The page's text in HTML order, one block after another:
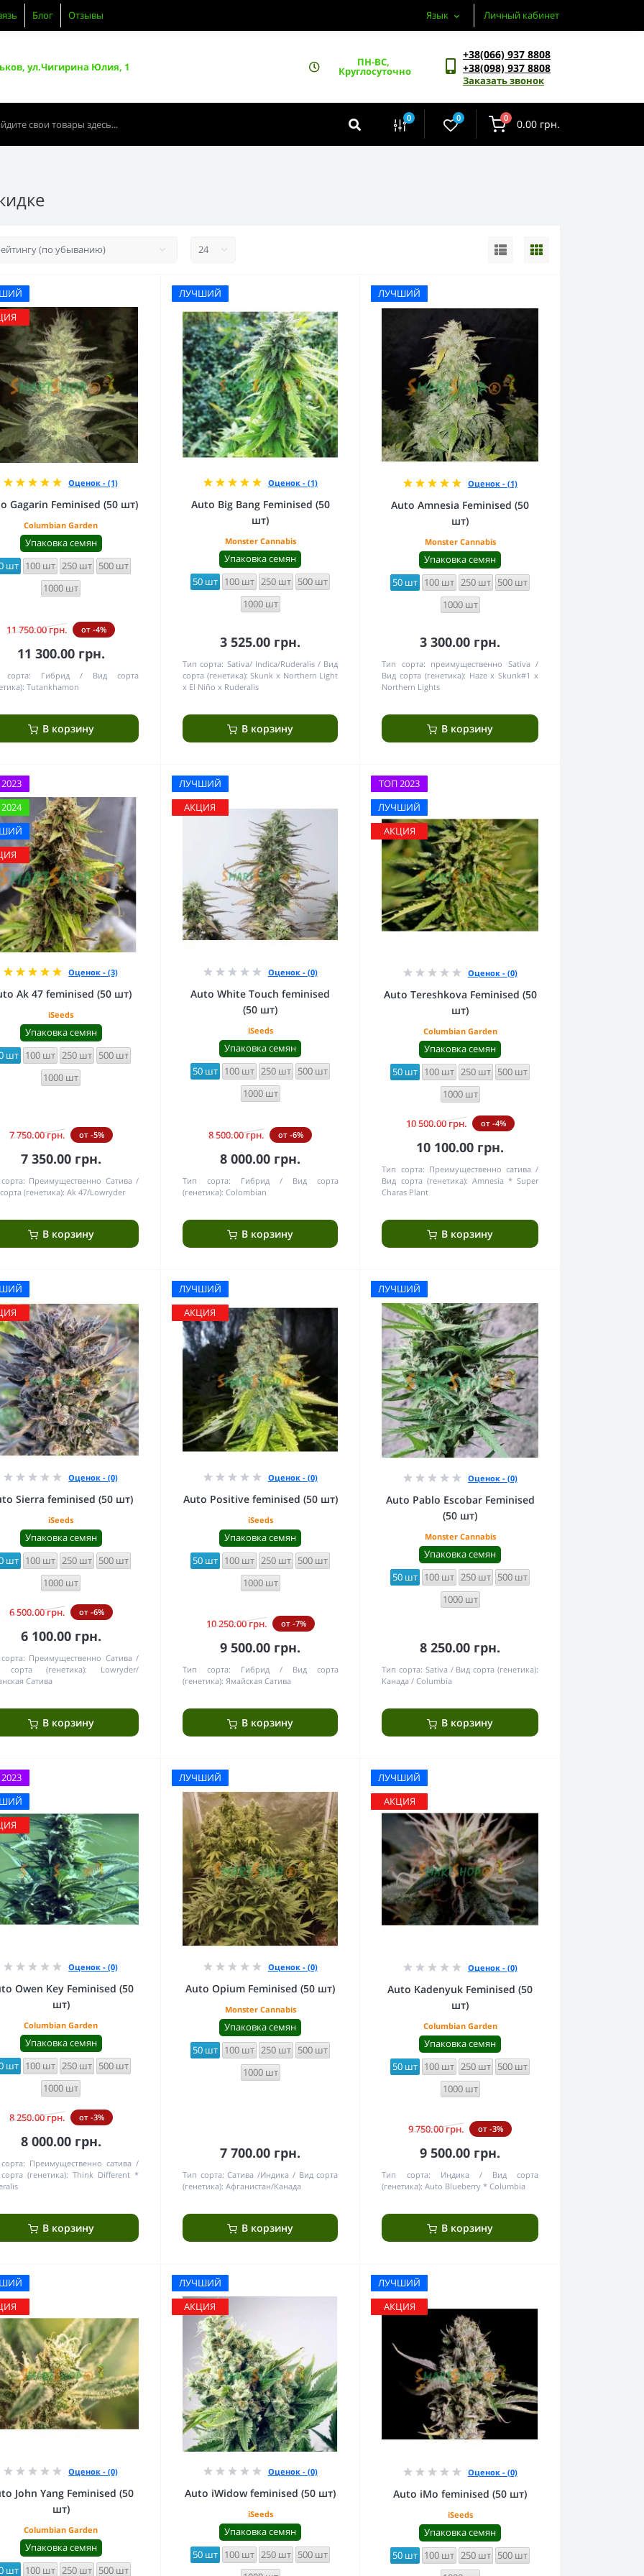
Блог Отзывы Язык Личный кабинет
ул.Чигирина Юлия, 1 ПН-ВС,
Круглосуточно
+38(066) 937 8808
+38(098) 937 8808
Заказать звонок
0 0 0 0.00 грн.
Оценок - (1)
Gagarin Feminised (50 шт)
Columbian Garden
Упаковка семян
шт 100 шт 250 шт 500 шт
1000 шт
11 750.00 грн. от -4%
11 300.00 грн.
Гибрид
Вид сорта
Tutankhamon
В корзину
ЛУЧШИЙ
Оценок - (1)
Auto Big Bang Feminised (50
шт)
Monster Cannabis
Упаковка семян
50 шт 100 шт 250 шт 500 шт
1000 шт
3 525.00 грн.
Тип сорта: Sativa/ Indica/Ruderalis
Вид
сорта (генетика): Skunk x Northern Light
x El Niño x Ruderalis
В корзину
ЛУЧШИЙ
Оценок - (1)
Auto Amnesia Feminised (50
шт)
Monster Cannabis
Упаковка семян
50 шт 100 шт 250 шт 500 шт
1000 шт
3 300.00 грн.
Тип сорта: преимущественно Sativa
Вид сорта (генетика): Haze x Skunk#1 x
Northern Lights
В корзину
Оценок - (3)
Ak 47 feminised (50 шт)
iSeeds
Упаковка семян
шт 100 шт 250 шт 500 шт
1000 шт
7 750.00 грн. от -5%
7 350.00 грн.
Преимущественно Сатива
(генетика): Ak 47/Lowryder
В корзину
ЛУЧШИЙ
АКЦИЯ
Оценок - (0)
Auto White Touch feminised
(50 шт)
iSeeds
Упаковка семян
50 шт 100 шт 250 шт 500 шт
1000 шт
8 500.00 грн. от -6%
8 000.00 грн.
Тип сорта: Гибрид
Вид сорта
(генетика): Colombian
В корзину
ТОП 2023
ЛУЧШИЙ
АКЦИЯ
Оценок - (0)
Auto Tereshkova Feminised (50
шт)
Columbian Garden
Упаковка семян
50 шт 100 шт 250 шт 500 шт
1000 шт
10 500.00 грн. от -4%
10 100.00 грн.
Тип сорта: Преимущественно сатива
Вид сорта (генетика): Amnesia * Super
Charas Plant
В корзину
Оценок - (0)
Sierra feminised (50 шт)
iSeeds
Упаковка семян
шт 100 шт 250 шт 500 шт
1000 шт
6 500.00 грн. от -6%
6 100.00 грн.
Преимущественно Сатива
сорта (генетика):
Lowryder/
Сатива
В корзину
ЛУЧШИЙ
АКЦИЯ
Оценок - (0)
Auto Positive feminised (50 шт)
iSeeds
Упаковка семян
50 шт 100 шт 250 шт 500 шт
1000 шт
10 250.00 грн. от -7%
9 500.00 грн.
Тип сорта: Гибрид
Вид сорта
(генетика): Ямайская Сатива
В корзину
ЛУЧШИЙ
Оценок - (0)
Auto Pablo Escobar Feminised
(50 шт)
Monster Cannabis
Упаковка семян
50 шт 100 шт 250 шт 500 шт
1000 шт
8 250.00 грн.
Тип сорта: Sativa
Вид сорта (генетика):
Канада / Columbia
В корзину
Оценок - (0)
Owen Key Feminised (50
шт)
Columbian Garden
Упаковка семян
шт 100 шт 250 шт 500 шт
1000 шт
8 250.00 грн. от -3%
8 000.00 грн.
Преимущественно сатива
(генетика): Think Different *
В корзину
ЛУЧШИЙ
Оценок - (0)
Auto Opium Feminised (50 шт)
Monster Cannabis
Упаковка семян
50 шт 100 шт 250 шт 500 шт
1000 шт
7 700.00 грн.
Тип сорта: Сатива /Индика
Вид сорта
(генетика): Афганистан/Канада
В корзину
ЛУЧШИЙ
АКЦИЯ
Оценок - (0)
Auto Kadenyuk Feminised (50
шт)
Columbian Garden
Упаковка семян
50 шт 100 шт 250 шт 500 шт
1000 шт
9 750.00 грн. от -3%
9 500.00 грн.
Тип сорта: Индика
Вид сорта
(генетика): Auto Blueberry * Columbia
В корзину
Оценок - (0)
John Yang Feminised (50
шт)
Columbian Garden
Упаковка семян
шт 100 шт 250 шт 500 шт
ЛУЧШИЙ
АКЦИЯ
Оценок - (0)
Auto iWidow feminised (50 шт)
iSeeds
Упаковка семян
50 шт 100 шт 250 шт 500 шт
ЛУЧШИЙ
АКЦИЯ
Оценок - (0)
Auto iMo feminised (50 шт)
iSeeds
Упаковка семян
50 шт 100 шт 250 шт 500 шт